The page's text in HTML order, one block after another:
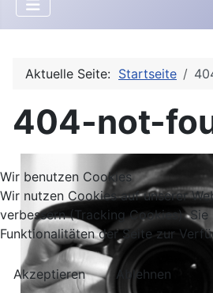
Aktuelle Seite: Startseite
404-not-
Wir benutzen Cookies
Wir nutzen Cookies auf unserer
verbessern (Tracking Cookies).
Funktionalitäten der Seite zur
Akzeptieren
Ablehnen